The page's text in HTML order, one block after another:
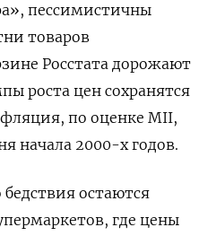
пессимистичны
товаров
Росстата дорожают
роста цен сохранятся
по оценке MII,
начала 2000-х годов.
остаются
где цены